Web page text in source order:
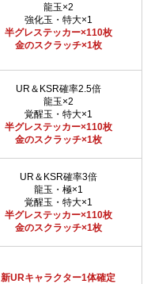
龍玉×2
強化玉・特大×1
半グレステッカー×110枚
金のスクラッチ×1枚
UR＆KSR確率2.5倍
龍玉×2
覚醒玉・特大×1
半グレステッカー×110枚
金のスクラッチ×1枚
UR＆KSR確率3倍
龍玉・極×1
覚醒玉・特大×1
半グレステッカー×110枚
金のスクラッチ×1枚
新URキャラクター1体確定